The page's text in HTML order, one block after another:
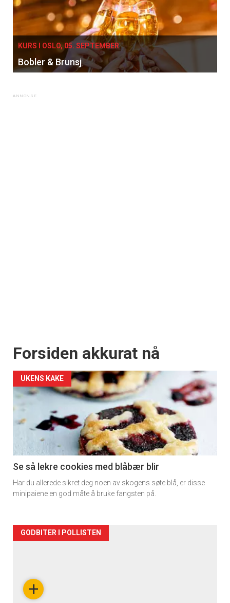
KURS I OSLO, 05. SEPTEMBER
Bobler & Brunsj
Forsiden akkurat nå
UKENS KAKE
Se så lekre cookies med blåbær blir
Har du allerede sikret deg noen av skogens søte blå, er disse
minipaiene en god måte å bruke fangsten på.
Forsiden
nå+
GODBITER I POLLISTEN